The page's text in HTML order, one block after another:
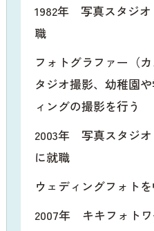
1982年 写真スタジ
職
フォトグラファー（
タジオ撮影、幼稚園
ィングの撮影を行う
2003年 写真スタジオ
に就職
ウェディングフォト
2007年 キキフォト